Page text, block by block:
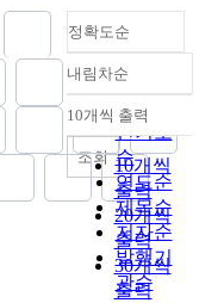
정확도순
정확도
순
인기도
순
연도순
제목순
저자순
발행기
관순
내림차순
내림차순
10개씩 출력
10개씩
출력
20개씩
출력
30개씩
출력
조회